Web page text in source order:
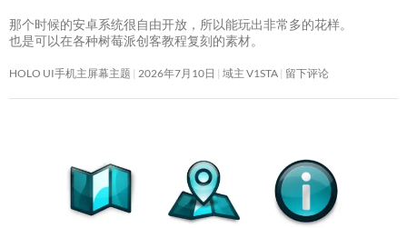
那个时候的安卓系统很自由开放，所以能玩出非常多的花样。
也是可以在各种树莓派创客教程复刻的素材。
HOLO UI手机主屏幕主题 2026年7月10日 域主 V1STA 留下评论